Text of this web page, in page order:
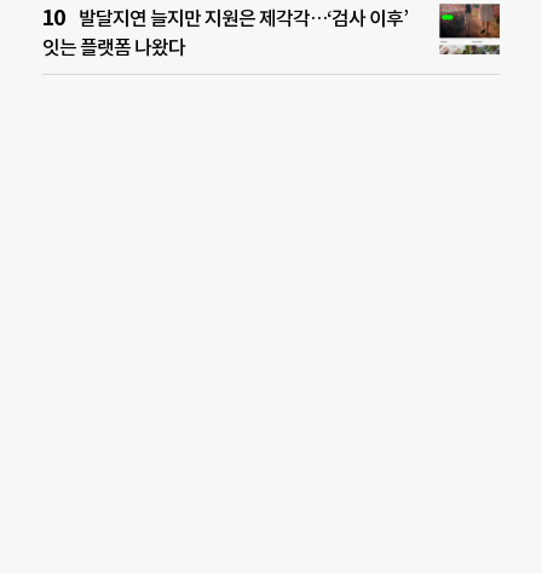
발달지연 늘지만 지원은 제각각…‘검사 이후’
잇는 플랫폼 나왔다